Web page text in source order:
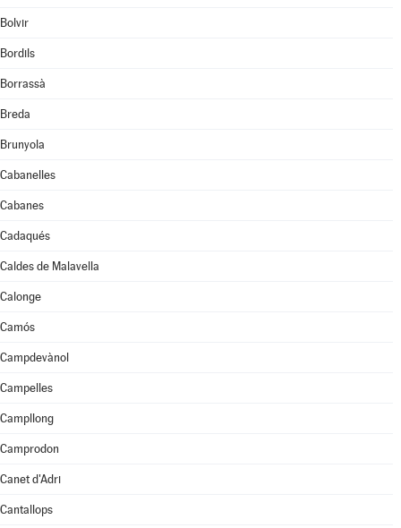
Bolvir
Bordils
Borrassà
Breda
Brunyola
Cabanelles
Cabanes
Cadaqués
Caldes de Malavella
Calonge
Camós
Campdevànol
Campelles
Campllong
Camprodon
Canet d'Adri
Cantallops